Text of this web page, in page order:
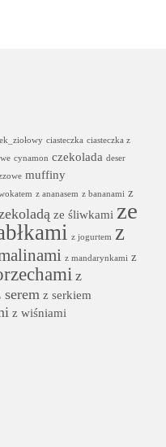
ciasteczka ciasteczka z
cynamon czekolada deser
muffiny
z ananasem z bananami z
ze śliwkami ze
z jogurtem z
z mandarynkami z
z
serem z serkiem
z wiśniami